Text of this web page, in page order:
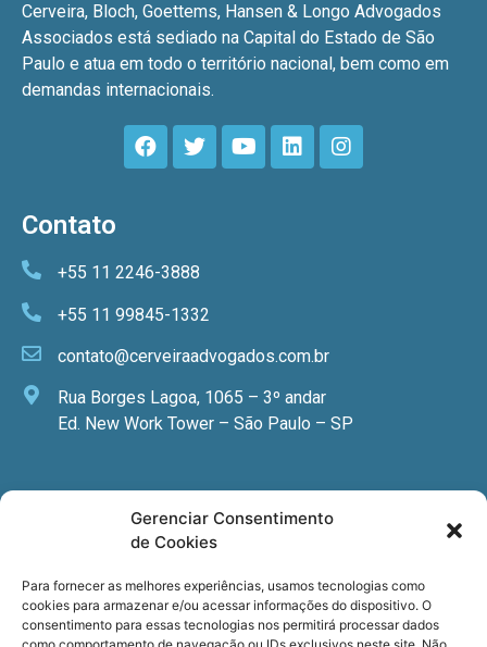
Gerenciar Consentimento
de Cookies
Para fornecer as melhores experiências, usamos tecnologias como
cookies para armazenar e/ou acessar informações do dispositivo. O
consentimento para essas tecnologias nos permitirá processar dados
Cerveira, Bloch, Goettems, Hansen & Longo Advogados
Associados está sediado na Capital do Estado de São
Paulo e atua em todo o território nacional, bem como em
demandas internacionais.
Contato
+55 11 2246-3888
+55 11 99845-1332
contato@cerveiraadvogados.com.br
Rua Borges Lagoa, 1065 – 3º andar
Ed. New Work Tower – São Paulo – SP
Newsletter
especializadas, cursos e eventos?
Registre seu email.